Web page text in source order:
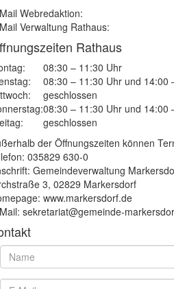
Webredaktion:
Verwaltung Rathaus:
Rathaus
08:30 – 11:30 Uhr
08:30 – 11:30 Uhr und 14:00
geschlossen
08:30 – 11:30 Uhr und 14:00
geschlossen
der Öffnungszeiten können
035829 630-0
Gemeindeverwaltung
3, 02829 Markersdorf
www.markersdorf.de
sekretariat@gemeinde-